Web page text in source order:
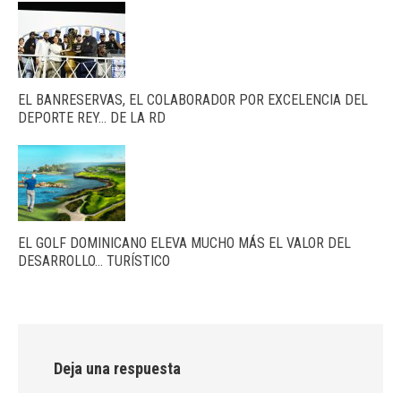
EL BANRESERVAS, EL COLABORADOR POR EXCELENCIA DEL
DEPORTE REY… DE LA RD
EL GOLF DOMINICANO ELEVA MUCHO MÁS EL VALOR DEL
DESARROLLO… TURÍSTICO
Deja una respuesta